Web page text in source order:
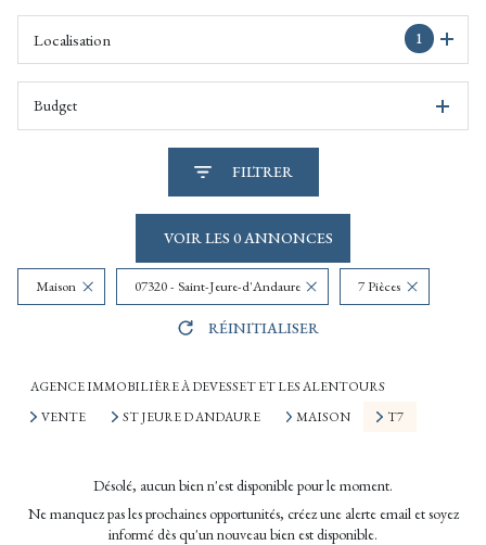
1
Localisation
Budget
FILTRER
VOIR LES 0ANNONCES
Maison 07320 - Saint-Jeure-d'Andaure 7 Pièces
RÉINITIALISER
AGENCE IMMOBILIÈRE À DEVESSET ET LES ALENTOURS
VENTE
ST JEURE D ANDAURE MAISON T7
Désolé, aucun bien n'est disponible pour le moment.
Ne manquez pas les prochaines opportunités, créez une alerte email et soyez
informé dès qu'un nouveau bien est disponible.